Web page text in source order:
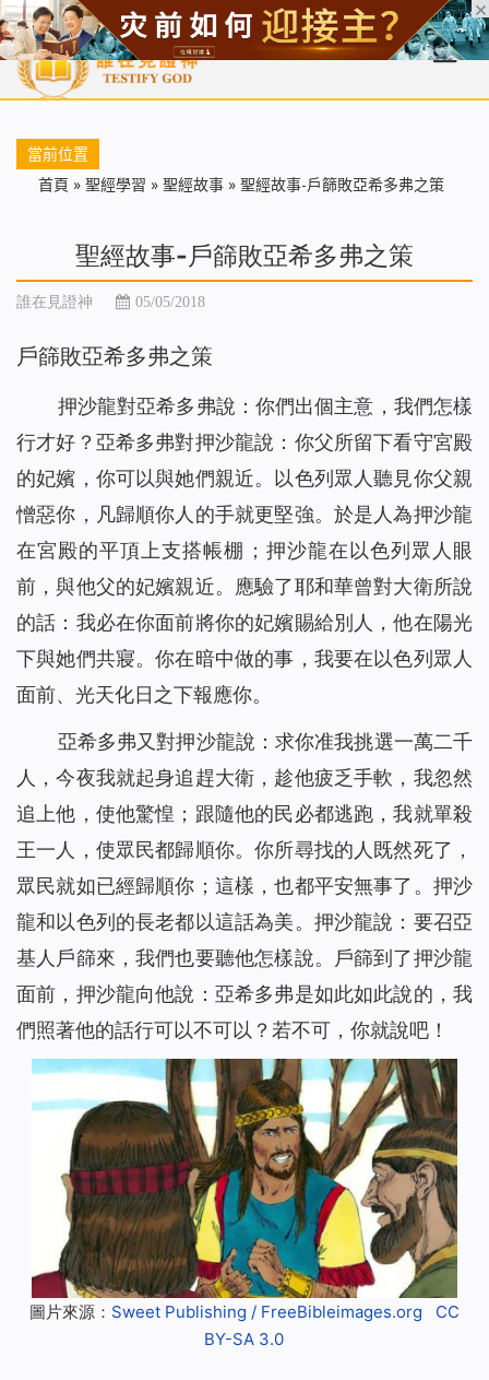
首頁 每日靈糧 天國福音 基督徒見證 信仰解答 聖經
當前位置
首頁 » 聖經學習 » 聖經故事 » 聖經故事-戶篩敗亞希多弗之策
聖經故事-戶篩敗亞希多弗之策
誰在見證神 05/05/2018
戶篩敗亞希多弗之策
押沙龍對亞希多弗說：你們出個主意，我們怎樣
行才好？亞希多弗對押沙龍說：你父所留下看守宮殿
的妃嬪，你可以與她們親近。以色列眾人聽見你父親
憎惡你，凡歸順你人的手就更堅強。於是人為押沙龍
在宮殿的平頂上支搭帳棚；押沙龍在以色列眾人眼
前，與他父的妃嬪親近。應驗了耶和華曾對大衛所說
的話：我必在你面前將你的妃嬪賜給別人，他在陽光
下與她們共寢。你在暗中做的事，我要在以色列眾人
面前、光天化日之下報應你。
亞希多弗又對押沙龍說：求你准我挑選一萬二千
人，今夜我就起身追趕大衛，趁他疲乏手軟，我忽然
追上他，使他驚惶；跟隨他的民必都逃跑，我就單殺
王一人，使眾民都歸順你。你所尋找的人既然死了，
眾民就如已經歸順你；這樣，也都平安無事了。押沙
龍和以色列的長老都以這話為美。押沙龍說：要召亞
基人戶篩來，我們也要聽他怎樣說。戶篩到了押沙龍
面前，押沙龍向他說：亞希多弗是如此如此說的，我
們照著他的話行可以不可以？若不可，你就說吧！
圖片來源： Sweet Publishing / FreeBibleimages.org
CC
BY-SA 3.0